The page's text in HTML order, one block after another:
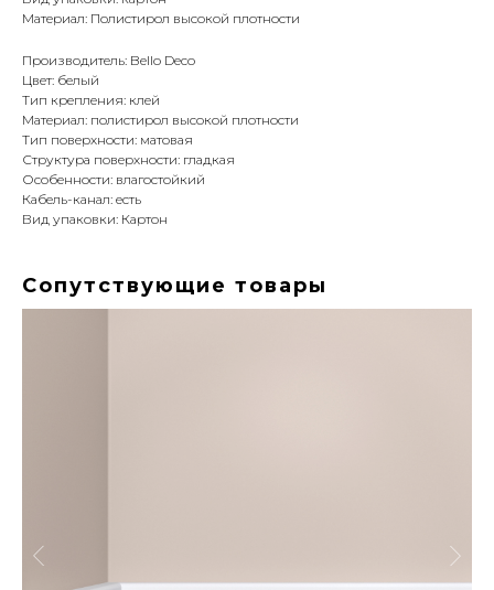
Материал: Полистирол высокой плотности
Производитель: Bello Deco
Цвет: белый
Тип крепления: клей
Материал: полистирол высокой плотности
Тип поверхности: матовая
Структура поверхности: гладкая
Особенности: влагостойкий
Кабель-канал: есть
Вид упаковки: Картон
Сопутствующие товары